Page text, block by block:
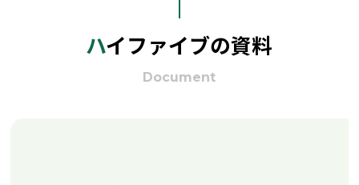
ハイファイブの資料
Document